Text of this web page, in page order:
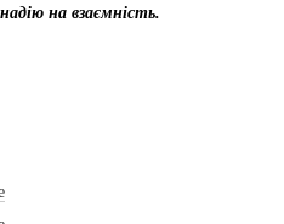
на взаємність.